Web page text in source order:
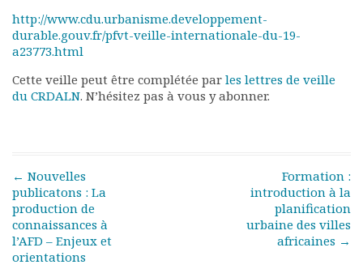
Calendrier des activités
Assemblées générales
Rapports moraux
Rapports financiers
Comité de rédaction
Bulletins Villes en
développement
Kiosk
Ressources
http://www.cdu.urbanisme.developpement-
durable.gouv.fr/pfvt-veille-internationale-du-19-
a23773.html
Cette veille peut être complétée par les lettres de veille
du CRDALN. N’hésitez pas à vous y abonner.
Post navigation
← Nouvelles
publicatons : La
production de
connaissances à
l’AFD – Enjeux et
orientations
Formation :
introduction à la
planification
urbaine des villes
africaines →